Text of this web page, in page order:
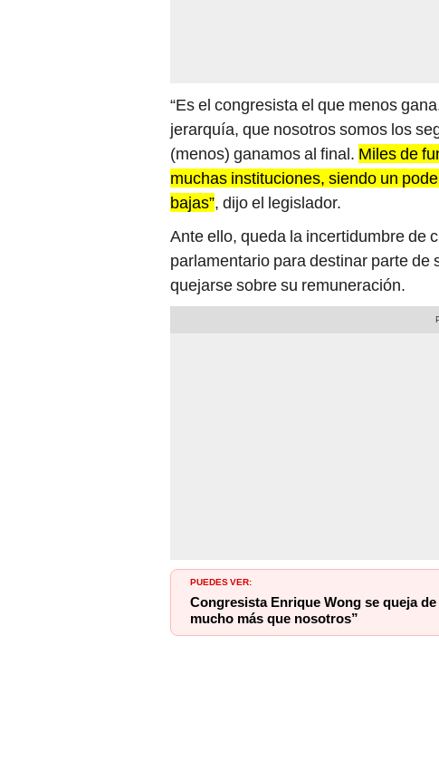
“Es el congresista el que menos
jerarquía, que nosotros somos los
(menos) ganamos al final. Miles de
muchas instituciones, siendo un
bajas”, dijo el legislador.
Ante ello, queda la incertidumbre de
parlamentario para destinar parte de
quejarse sobre su remuneración.
PUEDES VER:
Congresista Enrique Wong se queja
mucho más que nosotros”